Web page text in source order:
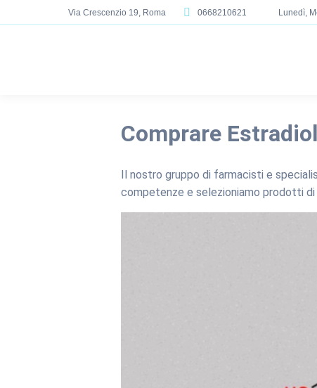
Via Crescenzio 19, Roma 0668210621 Lunedì,
Comprare
Il nostro gruppo di farmacisti e
competenze e selezioniamo prodotti